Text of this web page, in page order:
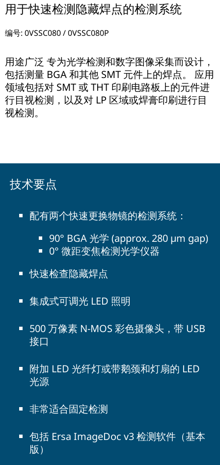
用于快速检测隐藏焊点的检测系统
编号: 0VSSC080 / 0VSSC080P
用途广泛 专为光学检测和数字图像采集而设计，
包括测量 BGA 和其他 SMT 元件上的焊点。 应用
领域包括对 SMT 或 THT 印刷电路板上的元件进
行目视检测，以及对 LP 区域或焊膏印刷进行目
视检测。
技术要点
配有两个快速更换物镜的检测系统：
90° BGA 光学 (approx. 280 µm gap)
0° 微距变焦检测光学仪器
快速检查隐藏焊点
集成式可调光 LED 照明
500 万像素 N-MOS 彩色摄像头，带 USB
接口
附加 LED 光纤灯或带鹅颈和灯扇的 LED
光源
非常适合固定检测
包括 Ersa ImageDoc v3 检测软件（基本
版）